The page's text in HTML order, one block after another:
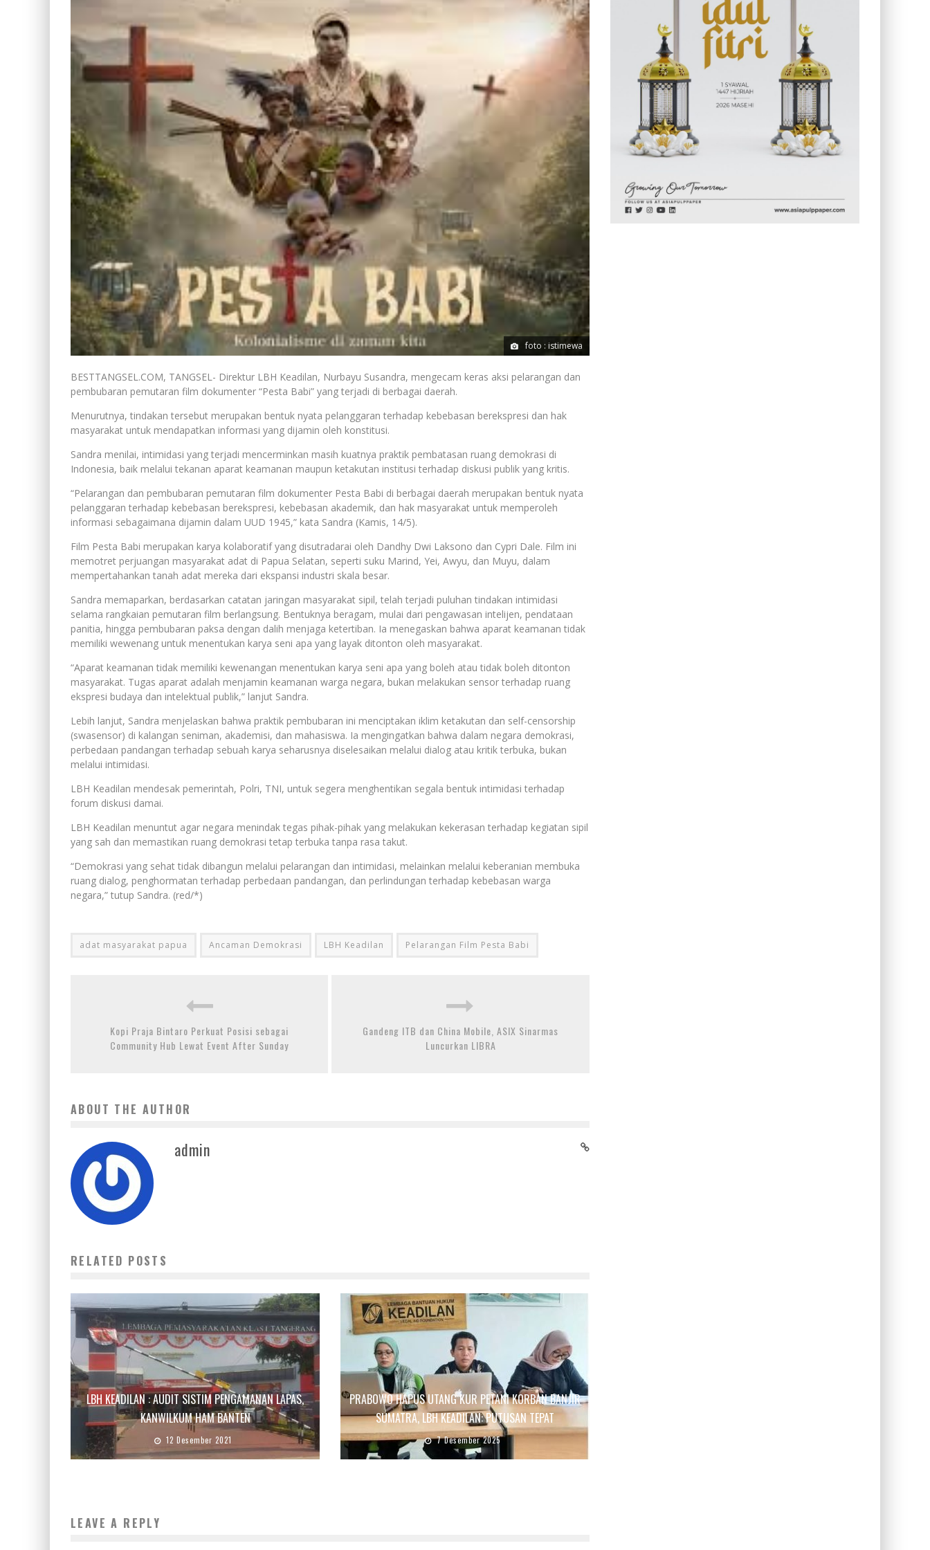
foto : istimewa
BESTTANGSEL.COM, TANGSEL- Direktur LBH Keadilan, Nurbayu Susandra, mengecam keras aksi pelarangan dan
pembubaran pemutaran film dokumenter “Pesta Babi” yang terjadi di berbagai daerah.
Menurutnya, tindakan tersebut merupakan bentuk nyata pelanggaran terhadap kebebasan berekspresi dan hak
masyarakat untuk mendapatkan informasi yang dijamin oleh konstitusi.
Sandra menilai, intimidasi yang terjadi mencerminkan masih kuatnya praktik pembatasan ruang demokrasi di
Indonesia, baik melalui tekanan aparat keamanan maupun ketakutan institusi terhadap diskusi publik yang kritis.
“Pelarangan dan pembubaran pemutaran film dokumenter Pesta Babi di berbagai daerah merupakan bentuk nyata
pelanggaran terhadap kebebasan berekspresi, kebebasan akademik, dan hak masyarakat untuk memperoleh
informasi sebagaimana dijamin dalam UUD 1945,” kata Sandra (Kamis, 14/5).
Film Pesta Babi merupakan karya kolaboratif yang disutradarai oleh Dandhy Dwi Laksono dan Cypri Dale. Film ini
memotret perjuangan masyarakat adat di Papua Selatan, seperti suku Marind, Yei, Awyu, dan Muyu, dalam
mempertahankan tanah adat mereka dari ekspansi industri skala besar.
Sandra memaparkan, berdasarkan catatan jaringan masyarakat sipil, telah terjadi puluhan tindakan intimidasi
selama rangkaian pemutaran film berlangsung. Bentuknya beragam, mulai dari pengawasan intelijen, pendataan
panitia, hingga pembubaran paksa dengan dalih menjaga ketertiban. Ia menegaskan bahwa aparat keamanan tidak
memiliki wewenang untuk menentukan karya seni apa yang layak ditonton oleh masyarakat.
“Aparat keamanan tidak memiliki kewenangan menentukan karya seni apa yang boleh atau tidak boleh ditonton
masyarakat. Tugas aparat adalah menjamin keamanan warga negara, bukan melakukan sensor terhadap ruang
ekspresi budaya dan intelektual publik,” lanjut Sandra.
Lebih lanjut, Sandra menjelaskan bahwa praktik pembubaran ini menciptakan iklim ketakutan dan self-censorship
(swasensor) di kalangan seniman, akademisi, dan mahasiswa. Ia mengingatkan bahwa dalam negara demokrasi,
perbedaan pandangan terhadap sebuah karya seharusnya diselesaikan melalui dialog atau kritik terbuka, bukan
melalui intimidasi.
LBH Keadilan mendesak pemerintah, Polri, TNI, untuk segera menghentikan segala bentuk intimidasi terhadap
forum diskusi damai.
LBH Keadilan menuntut agar negara menindak tegas pihak-pihak yang melakukan kekerasan terhadap kegiatan sipil
yang sah dan memastikan ruang demokrasi tetap terbuka tanpa rasa takut.
“Demokrasi yang sehat tidak dibangun melalui pelarangan dan intimidasi, melainkan melalui keberanian membuka
ruang dialog, penghormatan terhadap perbedaan pandangan, dan perlindungan terhadap kebebasan warga
negara,” tutup Sandra. (red/*)
adat masyarakat papua Ancaman Demokrasi LBH Keadilan Pelarangan Film Pesta Babi
Kopi Praja Bintaro Perkuat Posisi sebagai
Community Hub Lewat Event After Sunday
Gandeng ITB dan China Mobile, ASIX Sinarmas
Luncurkan LIBRA
ABOUT THE AUTHOR
admin
RELATED POSTS
LBH KEADILAN : AUDIT SISTIM PENGAMANAN LAPAS,
KANWILKUM HAM BANTEN
12 Desember 2021
PRABOWO HAPUS UTANG KUR PETANI KORBAN BANJIR
SUMATRA, LBH KEADILAN: PUTUSAN TEPAT
7 Desember 2025
LEAVE A REPLY